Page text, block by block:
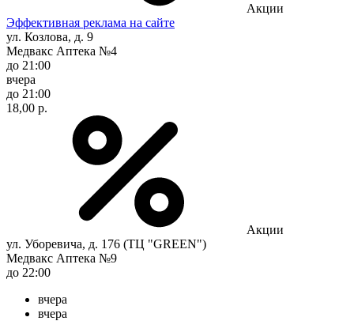
Акции
Эффективная реклама на сайте
ул. Козлова, д. 9
Медвакс Аптека №4
до 21:00
вчера
до 21:00
18,00 р.
Акции
ул. Уборевича, д. 176 (ТЦ "GREEN")
Медвакс Аптека №9
до 22:00
вчера
вчера